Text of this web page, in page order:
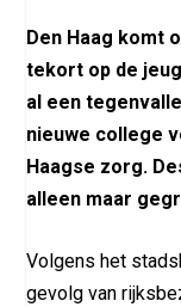
Den Haag komt
tekort op de
al een
nieuwe college
Haagse zorg.
alleen maar
Volgens het
gevolg van